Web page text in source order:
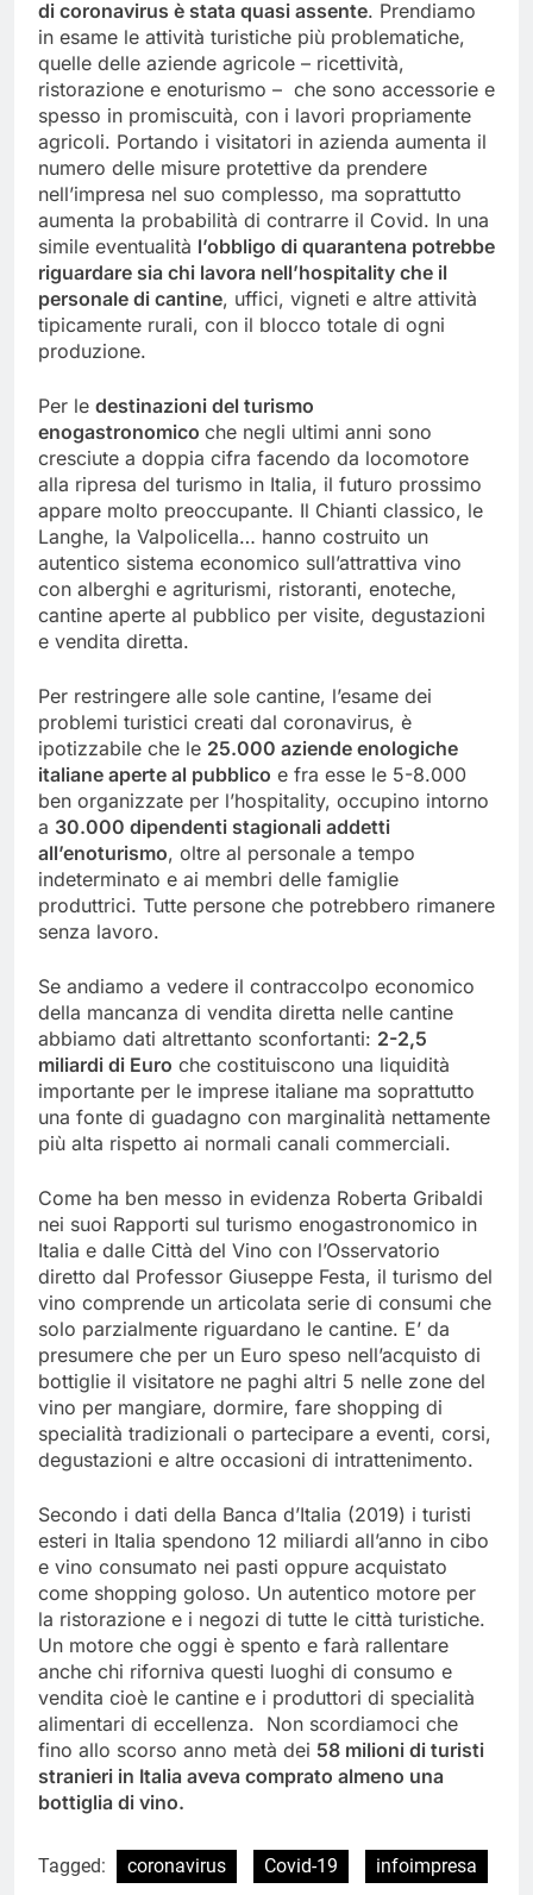
di coronavirus è stata quasi assente. Prendiamo
in esame le attività turistiche più problematiche,
quelle delle aziende agricole – ricettività,
ristorazione e enoturismo – che sono accessorie e
spesso in promiscuità, con i lavori propriamente
agricoli. Portando i visitatori in azienda aumenta il
numero delle misure protettive da prendere
nell’impresa nel suo complesso, ma soprattutto
aumenta la probabilità di contrarre il Covid. In una
simile eventualità l’obbligo di quarantena potrebbe
riguardare sia chi lavora nell’hospitality che il
personale di cantine, uffici, vigneti e altre attività
tipicamente rurali, con il blocco totale di ogni
produzione.
Per le destinazioni del turismo
enogastronomico che negli ultimi anni sono
cresciute a doppia cifra facendo da locomotore
alla ripresa del turismo in Italia, il futuro prossimo
appare molto preoccupante. Il Chianti classico, le
Langhe, la Valpolicella… hanno costruito un
autentico sistema economico sull’attrattiva vino
con alberghi e agriturismi, ristoranti, enoteche,
cantine aperte al pubblico per visite, degustazioni
e vendita diretta.
Per restringere alle sole cantine, l’esame dei
problemi turistici creati dal coronavirus, è
ipotizzabile che le 25.000 aziende enologiche
italiane aperte al pubblico e fra esse le 5-8.000
ben organizzate per l’hospitality, occupino intorno
a 30.000 dipendenti stagionali addetti
all’enoturismo, oltre al personale a tempo
indeterminato e ai membri delle famiglie
produttrici. Tutte persone che potrebbero rimanere
senza lavoro.
Se andiamo a vedere il contraccolpo economico
della mancanza di vendita diretta nelle cantine
abbiamo dati altrettanto sconfortanti: 2-2,5
miliardi di Euro che costituiscono una liquidità
importante per le imprese italiane ma soprattutto
una fonte di guadagno con marginalità nettamente
più alta rispetto ai normali canali commerciali.
Come ha ben messo in evidenza Roberta Gribaldi
nei suoi Rapporti sul turismo enogastronomico in
Italia e dalle Città del Vino con l’Osservatorio
diretto dal Professor Giuseppe Festa, il turismo del
vino comprende un articolata serie di consumi che
solo parzialmente riguardano le cantine. E’ da
presumere che per un Euro speso nell’acquisto di
bottiglie il visitatore ne paghi altri 5 nelle zone del
vino per mangiare, dormire, fare shopping di
specialità tradizionali o partecipare a eventi, corsi,
degustazioni e altre occasioni di intrattenimento.
Secondo i dati della Banca d’Italia (2019) i turisti
esteri in Italia spendono 12 miliardi all’anno in cibo
e vino consumato nei pasti oppure acquistato
come shopping goloso. Un autentico motore per
la ristorazione e i negozi di tutte le città turistiche.
Un motore che oggi è spento e farà rallentare
anche chi riforniva questi luoghi di consumo e
vendita cioè le cantine e i produttori di specialità
alimentari di eccellenza. Non scordiamoci che
fino allo scorso anno metà dei 58 milioni di turisti
stranieri in Italia aveva comprato almeno una
bottiglia di vino.
Tagged: coronavirus Covid-19 infoimpresa